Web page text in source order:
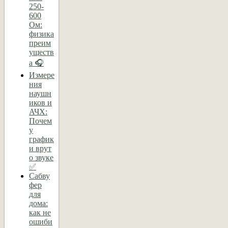
250-
600
Ом:
физика
преим
уществ
а 🎧
Измере
ния
наушн
иков и
АЧХ:
Почем
у
график
и врут
о звуке
✅
Сабву
фер
для
дома:
как не
ошиби